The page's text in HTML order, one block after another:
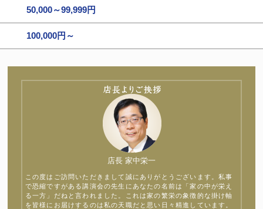
50,000～99,999円
100,000円～
店長 家中栄一
この度はご訪問いただきまして誠にありがとうございます。私事
で恐縮ですがある講演会の先生にあなたの名前は「家の中が栄え
る一方」だねと言われました。これは家の繁栄の象徴的な掛け軸
を皆様にお届けするのは私の天職だと思い日々精進しています。